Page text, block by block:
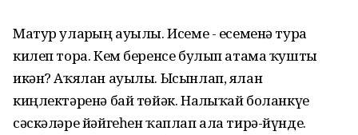
Матур уларҙың ауылы. Исеме - есеменә тура
килеп тора. Кем беренсе булып атама ҡушты
икән? Аҡялан ауылы. Ысынлап, ялан
киңлектәренә бай төйәк. Наҙлыҡай боланкүҙе
сәскәләре йәйгеһен ҡаплап ала тирә-йүнде.